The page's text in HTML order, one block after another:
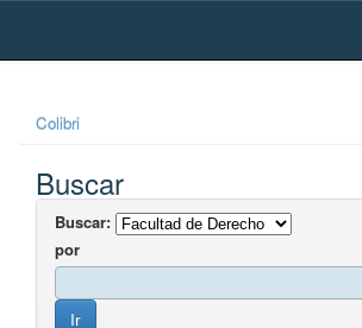
Skip
Colibri
Buscar
Buscar:
por